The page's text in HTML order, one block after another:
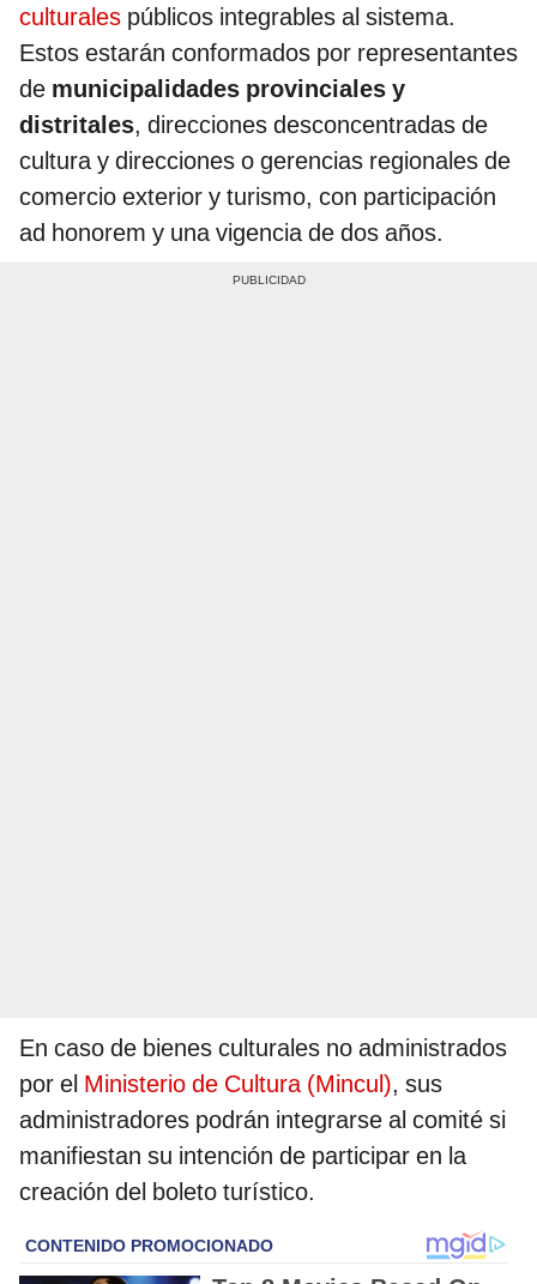
culturales públicos integrables al sistema.
Estos estarán conformados por representantes
de municipalidades provinciales y
distritales, direcciones desconcentradas de
cultura y direcciones o gerencias regionales de
comercio exterior y turismo, con participación
ad honorem y una vigencia de dos años.
En caso de bienes culturales no administrados
por el Ministerio de Cultura (Mincul), sus
administradores podrán integrarse al comité si
manifiestan su intención de participar en la
creación del boleto turístico.